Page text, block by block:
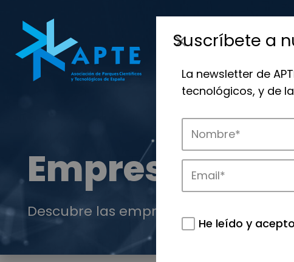
Empresas
Descubre las empresas que impulsan
Suscríbete a
La newsletter de
tecnológicos, y de
He leído y